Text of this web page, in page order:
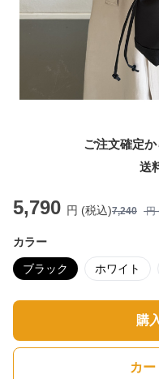
ご注文確定
送
5,790 円 (税込)7,240 円
カラー
ブラック ホワイト
購
カ